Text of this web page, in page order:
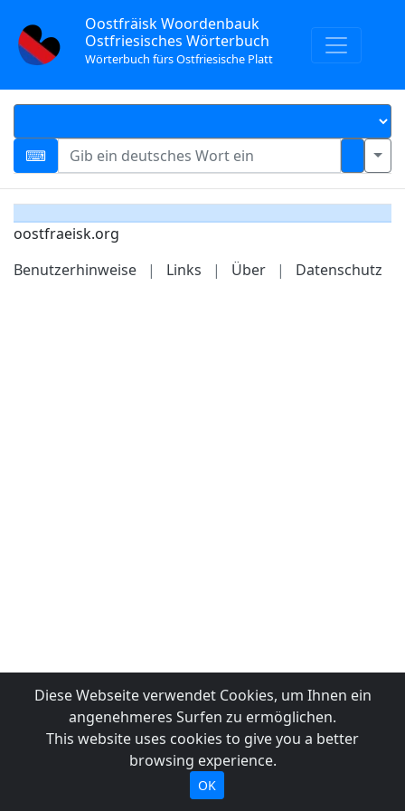
Oostfräisk Woordenbauk
Ostfriesisches Wörterbuch
Wörterbuch fürs Ostfriesische Platt
oostfraeisk.org
Benutzerhinweise
| Links | Über | Datenschutz
Diese Webseite verwendet Cookies, um Ihnen ein
angenehmeres Surfen zu ermöglichen.
This website uses cookies to give you a better
browsing experience.
OK